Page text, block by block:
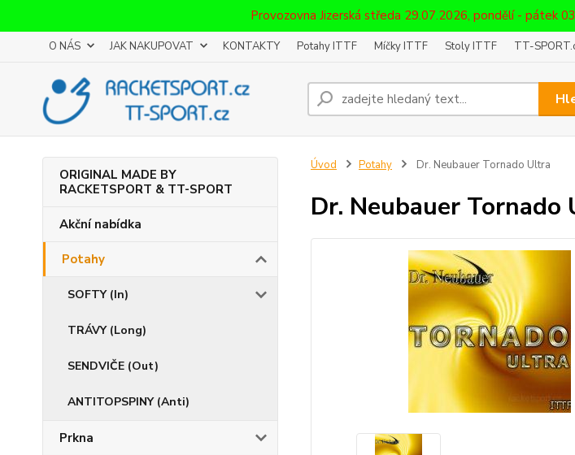
Provozovna Jizerská středa 29.07.2026, pondělí - pátek
O NÁS JAK NAKUPOVAT KONTAKTY Potahy ITTF Míčky ITTF Stoly ITTF TT-
ORIGINAL MADE BY
RACKETSPORT & TT-SPORT
Akční nabídka
Potahy
SOFTY (In)
TRÁVY (Long)
SENDVIČE (Out)
ANTITOPSPINY (Anti)
Prkna
Úvod Potahy Dr. Neubauer Tornado Ultra
Dr. Neubauer Tornado